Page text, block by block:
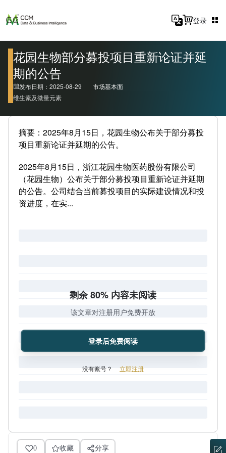
登录
花园生物部分募投项目重新论证并延
期的公告
发布日期：2025-08-29
市场基本面
维生素及微量元素
摘要：2025年8月15日，花园生物公布关于部分募投
项目重新论证并延期的公告。
2025年8月15日，浙江花园生物医药股份有限公司
（花园生物）公布关于部分募投项目重新论证并延期
的公告。公司结合当前募投项目的实际建设情况和投
资进度，在实...
剩余 80% 内容未阅读
该文章对注册用户免费开放
登录后免费阅读
没有账号？ 立即注册
0 收藏 分享